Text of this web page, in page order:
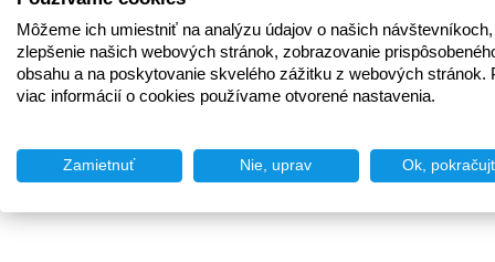
Môžeme ich umiestniť na analýzu údajov o našich
zlepšenie našich webových stránok, zobrazovanie
obsahu a na poskytovanie skvelého zážitku z webových stránok.
viac informácií o cookies používame otvorené nastavenia.
Zamietnuť Nie, uprav Ok,